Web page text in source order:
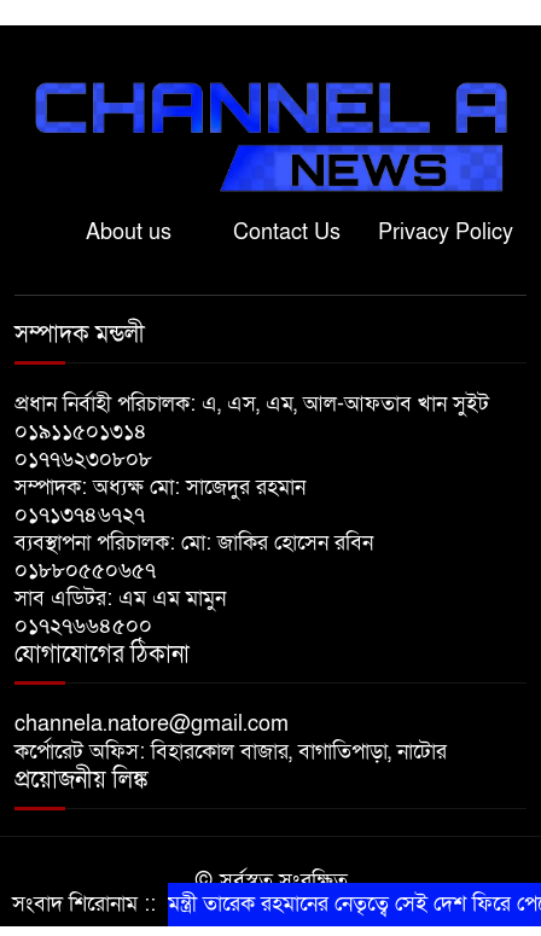
পরিবারের দাবি ‘হ//ত্যা’
শেরপুরের সীমান্তে বিজিবির অভিযানে
পঞ্চগড়ে ১০ দফা দাবিতে ১১ দলীয়
বাগাতিপাড়ায় স্বামীর মৃত্যুর আধা
দুলু
About us Contact Us Privacy Policy
সম্পাদক মন্ডলী
প্রধান নির্বাহী পরিচালক: এ, এস, এম, আল-আফতাব খান সুইট
০১৯১১৫০১৩১৪
০১৭৭৬২৩০৮০৮
সম্পাদক: অধ্যক্ষ মো: সাজেদুর রহমান
০১৭১৩৭৪৬৭২৭
ব্যবস্থাপনা পরিচালক: মো: জাকির হোসেন রবিন
০১৮৮০৫৫০৬৫৭
সাব এডিটর: এম এম মামুন
০১৭২৭৬৬৪৫০০
যোগাযোগের ঠিকানা
channela.natore@gmail.com
কর্পোরেট অফিস: বিহারকোল বাজার, বাগাতিপাড়া, নাটোর
প্রয়োজনীয় লিঙ্ক
© সর্বস্বত্ব সংরক্ষিত
কারিগরি সহযোগিতায় সীমান্ত আইটি
সংবাদ শিরোনাম ::প্রধানমন্ত্রী তারেক রহমানের নেতৃত্বে সেই দেশ ফিরে